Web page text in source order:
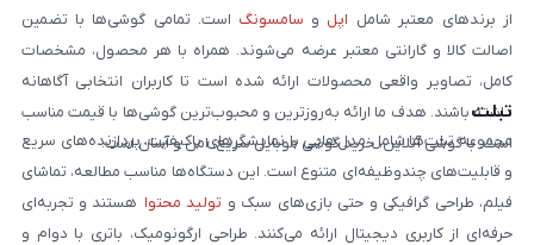
از برندهای معتبر شامل اپل و سامسونگ است. تمامی گوشی‌ها با تضمین
اصالت کالا و گارانتی معتبر عرضه می‌شوند. همراه با هر محصول، مشخصات
کامل، تصاویر واقعی محصولات ارائه شده است تا کاربران انتخابی آگاهانه
داشته باشند. هدف ما ارائه به‌روزترین و محبوب‌ترین گوشی‌ها با قیمت مناسب
است. با گوشی آنلاین، خرید گوشی موبایل سریع، امن و آسان است.
تبلت
مجموعه تبلت‌ها شامل مدل‌هایی با نمایشگرهای باکیفیت، پردازنده‌های سریع
و قابلیت‌های چندوظیفه‌ای متنوع است. این دستگاه‌ها مناسب مطالعه، تماشای
فیلم، طراحی گرافیکی و حتی بازی‌های سبک و تولید محتوا هستند و تجربه‌ای
حرفه‌ای از کاربری دیجیتال ارائه می‌کنند. طراحی ارگونومیک، باتری با دوام و